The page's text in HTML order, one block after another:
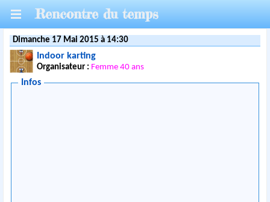
Rencontre du temps
Dimanche 17 Mai 2015 à 14:30
Indoor karting
Organisateur : Femme 40 ans
Infos